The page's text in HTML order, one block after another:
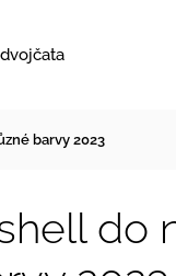
barvy 2023
do